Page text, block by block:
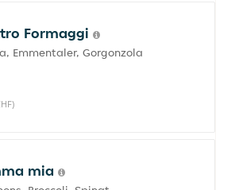
Formaggi
Emmentaler, Gorgonzola
mia